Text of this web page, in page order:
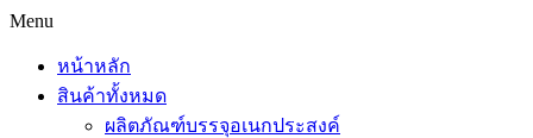
Menu
หน้าหลัก
สินค้าทั้งหมด
ผลิตภัณฑ์บรรจุอเนกประสงค์